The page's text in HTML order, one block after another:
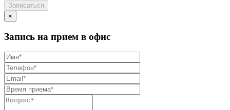
×
Запись на прием в офис